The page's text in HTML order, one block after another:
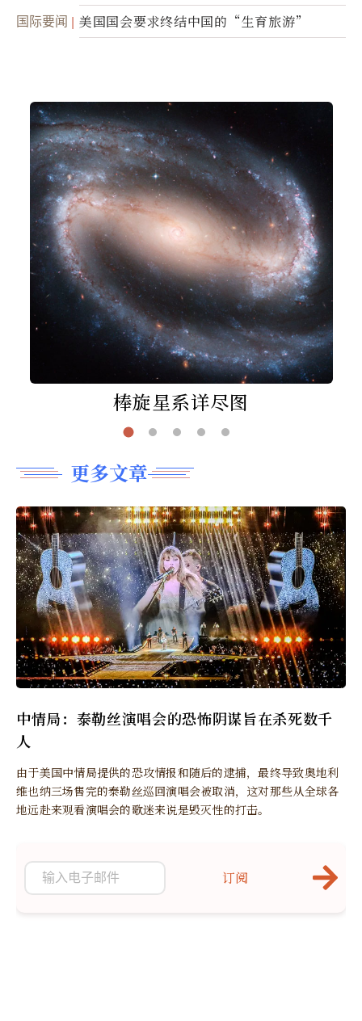
面入侵的可能性
国际要闻 美国国会要求终结中国的“生育旅游”
棒旋星系详尽图
更多文章
中情局：泰勒丝演唱会的恐怖阴谋旨在杀死数千
人
由于美国中情局提供的恐攻情报和随后的逮捕，最终导致奥地利
维也纳三场售完的泰勒丝巡回演唱会被取消，这对那些从全球各
地远赴来观看演唱会的歌迷来说是毁灭性的打击。
订阅